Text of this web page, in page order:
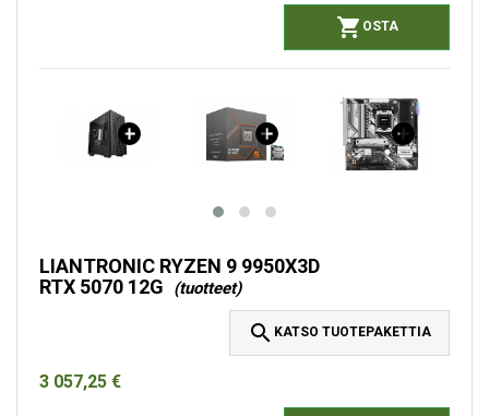
 OSTA
LIANTRONIC RYZEN 9 9950X3D
RTX 5070 12G
(tuotteet)
 KATSO TUOTEPAKETTIA
3 057,25 €